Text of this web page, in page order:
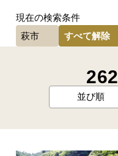
現在の検索条件
萩市
すべて解除
262
並び順